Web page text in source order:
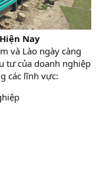
Nay
và Lào ngày càng
tư của doanh nghiệp
các lĩnh vực: